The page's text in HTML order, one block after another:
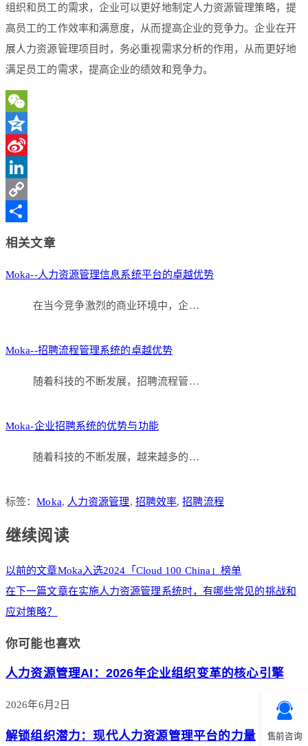
售前咨询
组织和员工的需求，企业可以更好地制定人力资源管理策略，提
高员工的工作效率和满意度，从而提高企业的竞争力。企业在开
展人力资源管理项目时，务必重视需求分析的作用，从而更好地
满足员工的需求，提高企业的绩效和竞争力。
WeChat
Qzone
Sina
Weibo
LinkedIn
Copy
相关文章
Moka--人力资源管理信息系统平台的卓越优势
在当今竞争激烈的商业环境中，企…
Moka--招聘流程管理系统的卓越优势
随着科技的不断发展，招聘流程管…
Moka-企业招聘系统的优势与功能
随着科技的不断发展，越来越多的…
标签：Moka, 人力资源管理, 招聘效率,招聘流程
继续阅读
以前的文章Moka入选2024「Cloud 100 China」榜单
在下一篇文章在实施人力资源管理系统时，有哪些常见的挑战和
应对策略？
你可能也喜欢
人力资源管理AI：2026年企业组织变革的核心引擎
2026年6月2日
解锁组织潜力：现代人力资源管理平台的力量